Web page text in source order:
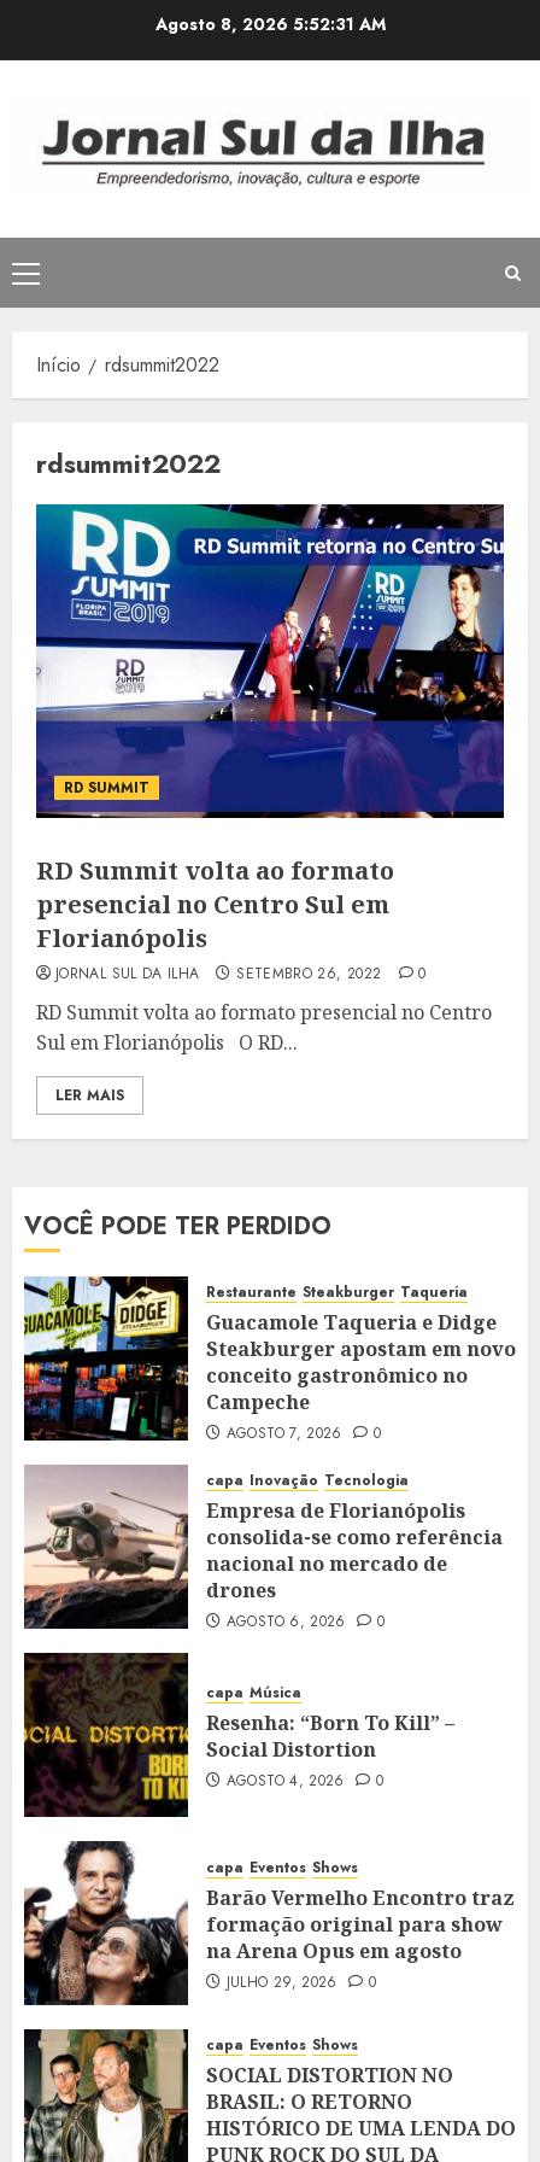
Agosto 8, 2026 5:52:31 AM
Menu
principal
Início rdsummit2022
rdsummit2022
RD SUMMIT
RD Summit volta ao formato
presencial no Centro Sul em
Florianópolis
JORNAL SUL DA ILHA SETEMBRO 26, 2022 0
RD Summit volta ao formato presencial no Centro
Sul em Florianópolis O RD...
LER MAIS
VOCÊ PODE TER PERDIDO
Restaurante Steakburger Taqueria
Guacamole Taqueria e Didge
Steakburger apostam em novo
conceito gastronômico no
Campeche
AGOSTO 7, 2026 0
capa Inovação Tecnologia
Empresa de Florianópolis
consolida-se como referência
nacional no mercado de
drones
AGOSTO 6, 2026 0
capa Música
Resenha: “Born To Kill” –
Social Distortion
AGOSTO 4, 2026 0
capa Eventos Shows
Barão Vermelho Encontro traz
formação original para show
na Arena Opus em agosto
JULHO 29, 2026 0
capa Eventos Shows
SOCIAL DISTORTION NO
BRASIL: O RETORNO
HISTÓRICO DE UMA LENDA DO
PUNK ROCK DO SUL DA